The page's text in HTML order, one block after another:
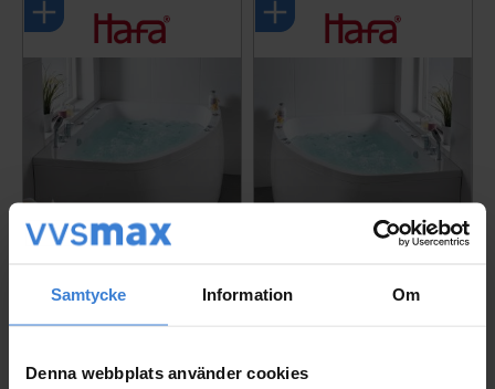
Samtycke Information Om
Denna webbplats använder cookies
Massagebadkar Aqua 1
60 Duo Premium L (Uta
Massagebadkar Aqua 1